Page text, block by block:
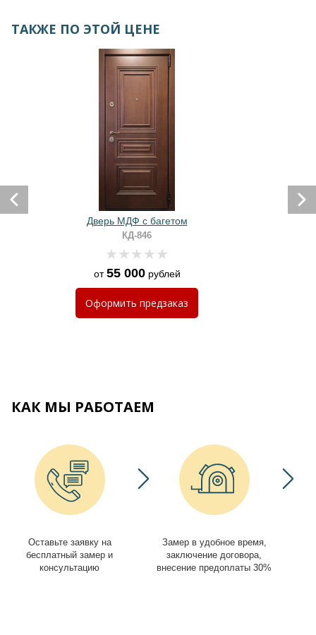
ТАКЖЕ ПО ЭТОЙ ЦЕНЕ
Дверь МДФ с багетом
КД-846
от55 000рублей
Оформить предзаказ
КАК МЫ РАБОТАЕМ
Оставьте заявку на
бесплатный замер и
консультацию
Замер в удобное время,
заключение договора,
внесение предоплаты 30%